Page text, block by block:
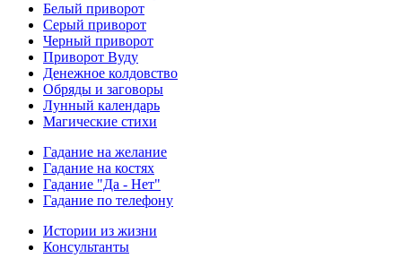
Белый приворот
Серый приворот
Черный приворот
Приворот Вуду
Денежное колдовство
Обряды и заговоры
Лунный календарь
Магические стихи
Гадание на желание
Гадание на костях
Гадание "Да - Нет"
Гадание по телефону
Истории из жизни
Консультанты